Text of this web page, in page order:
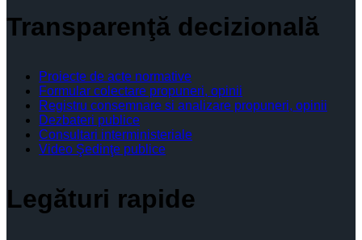
Transparenţă decizională
Proiecte de acte normative
Formular colectare propuneri, opinii
Registru consemnare si analizare propuneri, opinii
Dezbateri publice
Consultari interministeriale
Video Şedinţe publice
Legături rapide